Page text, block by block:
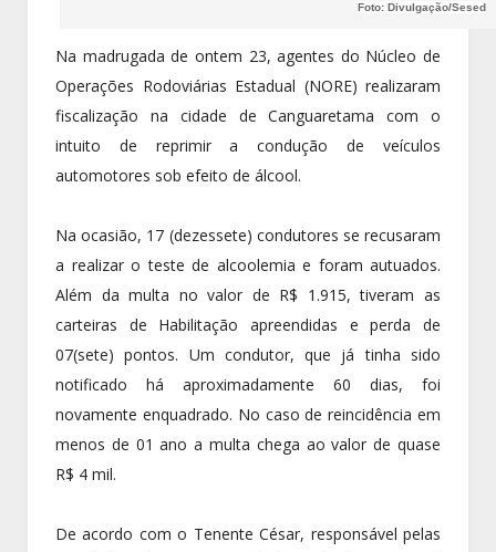
Foto: Divulgação/Sesed
Na madrugada de ontem 23, agentes do Núcleo de
Operações Rodoviárias Estadual (NORE) realizaram
fiscalização na cidade de Canguaretama com o
intuito de reprimir a condução de veículos
automotores sob efeito de álcool.
Na ocasião, 17 (dezessete) condutores se recusaram
a realizar o teste de alcoolemia e foram autuados.
Além da multa no valor de R$ 1.915, tiveram as
carteiras de Habilitação apreendidas e perda de
07(sete) pontos. Um condutor, que já tinha sido
notificado há aproximadamente 60 dias, foi
novamente enquadrado. No caso de reincidência em
menos de 01 ano a multa chega ao valor de quase
R$ 4 mil.
De acordo com o Tenente César, responsável pelas